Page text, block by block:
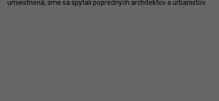
umiestnená, sme sa spýtali popredných architektov a urbanistov.